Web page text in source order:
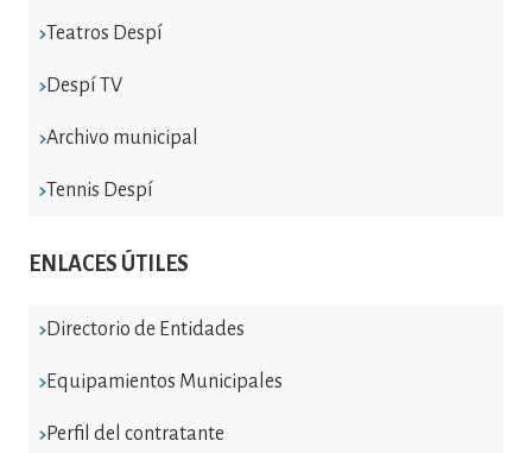
Teatros Despí
Despí TV
Archivo municipal
Tennis Despí
ENLACES ÚTILES
Directorio de Entidades
Equipamientos Municipales
Perfil del contratante